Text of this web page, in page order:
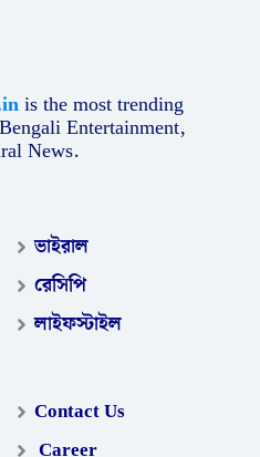
is the most trending
Entertainment,
News.
ভাইরাল
রেসিপি
লাইফস্টাইল
Contact Us
Career